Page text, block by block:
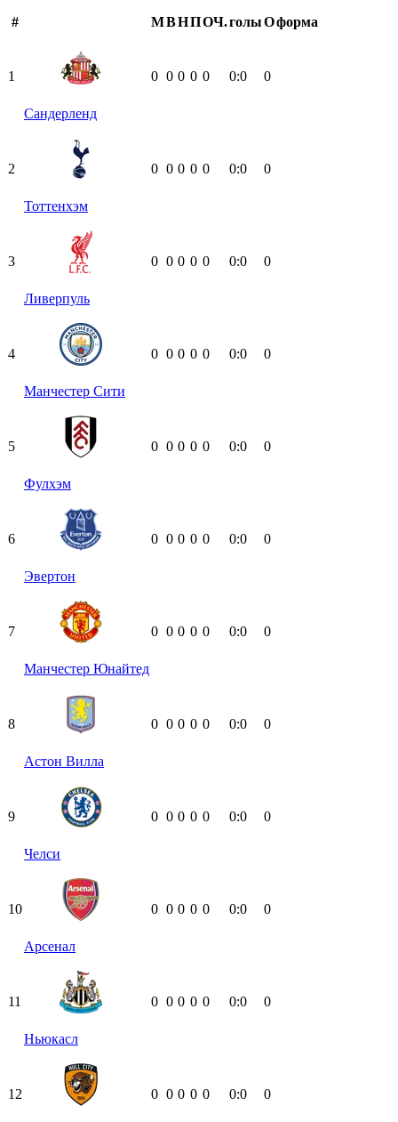
#
МВНПОЧ.голыОформа
1
Сандерленд
0 0 0 0 0 0:0 0
2
Тоттенхэм
0 0 0 0 0 0:0 0
3
Ливерпуль
0 0 0 0 0 0:0 0
4
Манчестер Сити
0 0 0 0 0 0:0 0
5
Фулхэм
0 0 0 0 0 0:0 0
6
Эвертон
0 0 0 0 0 0:0 0
7
Манчестер Юнайтед
0 0 0 0 0 0:0 0
8
Астон Вилла
0 0 0 0 0 0:0 0
9
Челси
0 0 0 0 0 0:0 0
10
Арсенал
0 0 0 0 0 0:0 0
11
Ньюкасл
0 0 0 0 0 0:0 0
12 0 0 0 0 0 0:0 0